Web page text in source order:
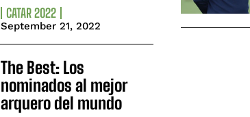
CATAR 2022
September 21, 2022
The Best: Los
nominados al mejor
arquero del mundo